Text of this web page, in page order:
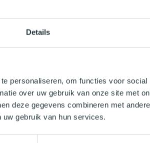
Details
personaliseren, om functies voor social
over uw gebruik van onze site met
deze gegevens combineren met
gebruik van hun services.
Je beoordeling toevoegen
Maak
https://